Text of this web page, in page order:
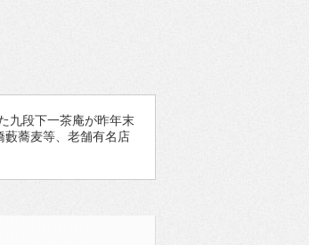
九段下一茶庵が昨年末
藪蕎麦等、老舗有名店